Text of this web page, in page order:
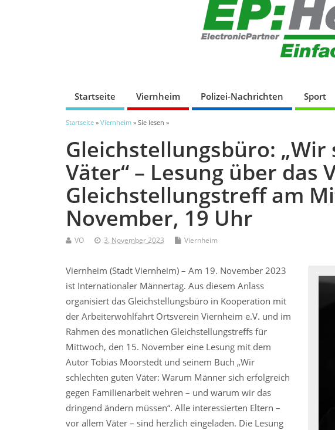
Startseite Viernheim Polizei-Nachrichten Sport
Startseite » Viernheim » Sie lesen »
Gleichstellungsbüro:
Väter“ – Lesung über das
Gleichstellungstreff am
November, 19 Uhr
VO 3. November 2023 Viernheim
Viernheim (Stadt Viernheim) – Am 19. November 2023
ist Internationaler Männertag. Aus diesem Anlass
organisiert das Gleichstellungsbüro in Kooperation mit
der Arbeiterwohlfahrt Ortsverein Viernheim e.V. und im
Rahmen des monatlichen Gleichstellungstreffs für
Mittwoch, den 15. November eine Lesung mit dem
Autor Tobias Moorstedt und seinem Buch „Wir
schlechten guten Väter: Warum Männer sich erfolgreich
gegen Familienarbeit wehren – und warum wir das
dringend ändern müssen“. Alle interessierten Eltern –
vor allem Väter – sind herzlich eingeladen. Die Lesung